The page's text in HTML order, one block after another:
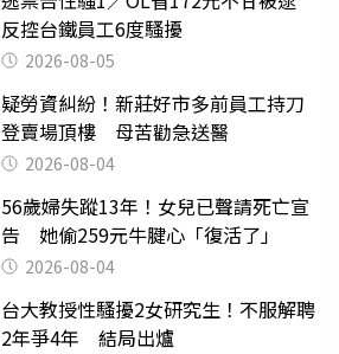
反控台鐵員工6度騷擾
2026-08-05
疑勞資糾紛！新莊好市多前員工持刀
登賣場頂樓 母苦勸急送醫
2026-08-04
56歲婦失蹤13年！女兒已聲請死亡宣
告 她偷259元牛腱心「復活了」
2026-08-04
台大教授性騷擾2女研究生！不服解聘
2年爭4年 結局出爐